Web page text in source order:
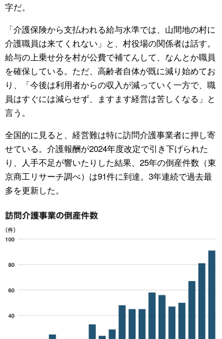
字だ。
「介護保険から支払われる給与水準では、山間地の村に
介護職員は来てくれない」と、村役場の関係者は話す。
給与の上乗せ分を村が公費で補てんして、なんとか職員
を確保している。ただ、高齢者自体が既に減り始めてお
り、「今後は利用者からの収入が減っていく一方で、職
員はすぐには減らせず、ますます経営は苦しくなる」と
言う。
全国的に見ると、経営難は特に訪問介護事業者に押し寄
せている。介護報酬が2024年度改定で引き下げられた
り、人手不足が響いたりした結果、25年の倒産件数（東
京商工リサーチ調べ）は91件に到達。3年連続で過去最
多を更新した。